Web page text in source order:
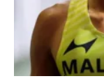
universal – sesuai
Jika anda mahu
semua jenis